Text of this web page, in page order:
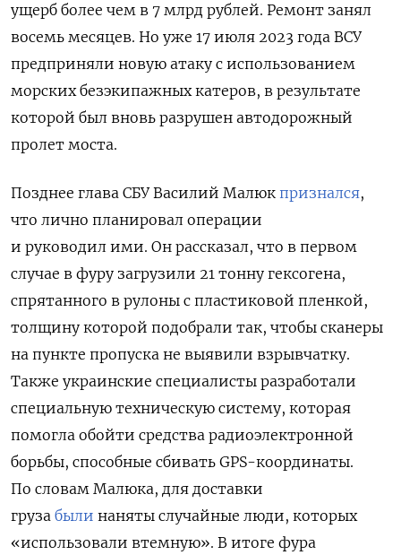
ущерб более чем в 7 млрд рублей. Ремонт занял
восемь месяцев. Но уже 17 июля 2023 года ВСУ
предприняли новую атаку с использованием
морских безэкипажных катеров, в результате
которой был вновь разрушен автодорожный
пролет моста.
Позднее глава СБУ Василий Малюк признался,
что лично планировал операции
и руководил ими. Он рассказал, что в первом
случае в фуру загрузили 21 тонну гексогена,
спрятанного в рулоны с пластиковой пленкой,
толщину которой подобрали так, чтобы сканеры
на пункте пропуска не выявили взрывчатку.
Также украинские специалисты разработали
специальную техническую систему, которая
помогла обойти средства радиоэлектронной
борьбы, способные сбивать GPS-координаты.
По словам Малюка, для доставки
груза были наняты случайные люди, которых
«использовали втемную». В итоге фура